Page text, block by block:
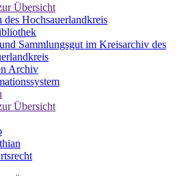
Übersicht
des Hochsauerlandkreis
Sammlungsgut im Kreisarchiv des
Archiv
Übersicht